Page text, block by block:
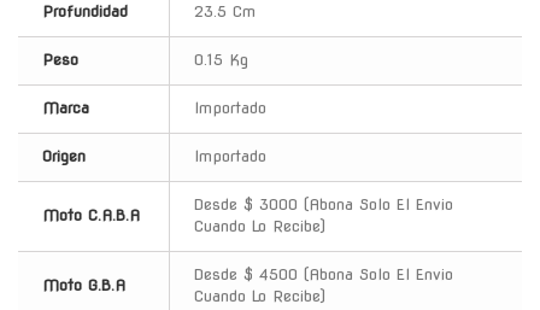
Profundidad 23.5 Cm
Peso 0.15 Kg
Marca Importado
Origen Importado
Moto C.A.B.A
Desde $ 3000 (Abona Solo El Envio
Cuando Lo Recibe)
Moto G.B.A
Desde $ 4500 (Abona Solo El Envio
Cuando Lo Recibe)